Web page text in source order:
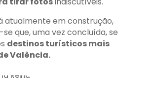
atualmente em construção,
que, uma vez concluída, se
destinos turísticos mais
Valência.